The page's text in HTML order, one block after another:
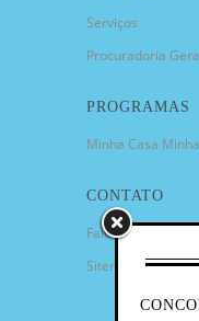
Serviços
Procuradoria
PROGRAMAS
Minha Casa
CONTATO
Fale Conosco
Sitemap